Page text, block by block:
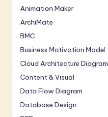
Animation Maker
ArchiMate
BMC
Business Motivation Model
Cloud Architecture Diagram
Content & Visual
Data Flow Diagram
Database Design